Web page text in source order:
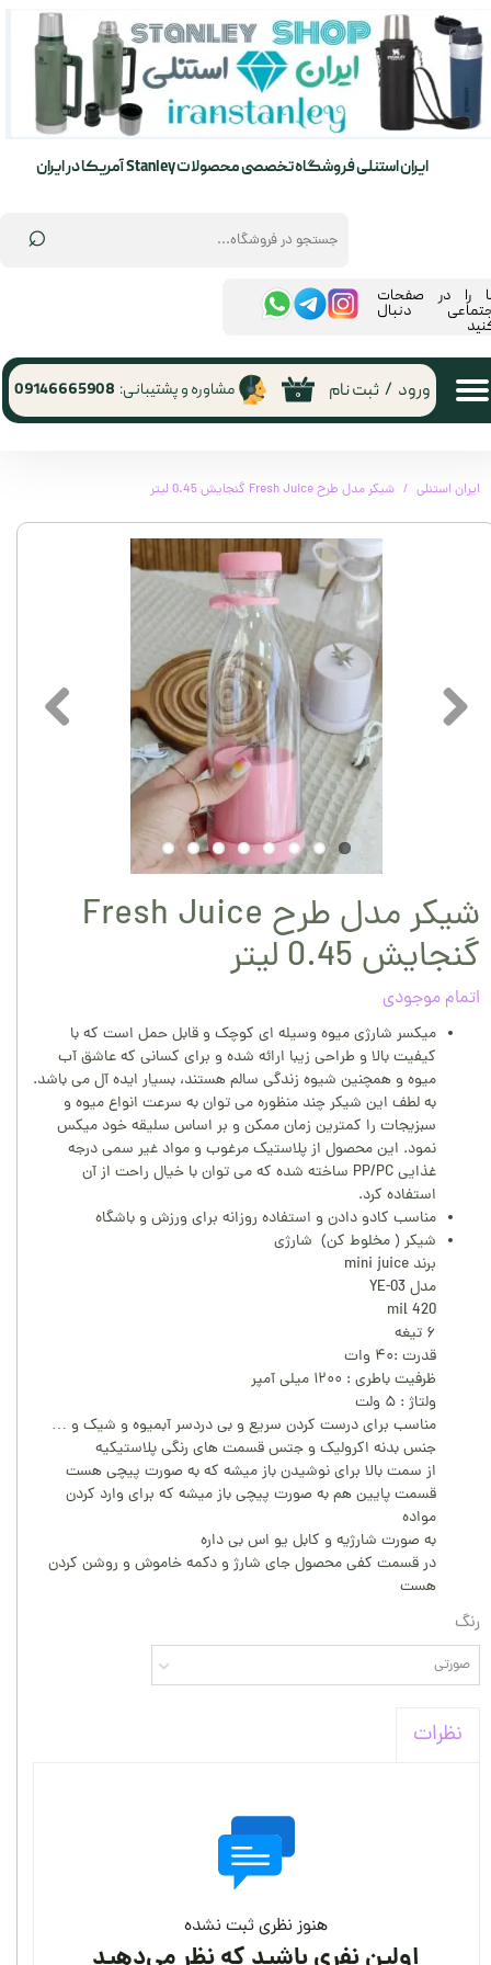
⌕
ایران استنلی فروشگاه تخصصی محصولات Stanley آمریکا در ایران
۰ ورود / ثبت نام
حساب کاربری من
تغییر گذر واژه
مشاوره و پشتیبانی: 09146665908
را در صفحات
دنبال
ایران استنلی شیکر مدل طرح Fresh Juice گنجایش 0.45 لیتر
شیکر مدل طرح Fresh Juice
گنجایش 0.45 لیتر
اتمام موجودی
میکسر شارژی میوه وسیله ای کوچک و قابل حمل است که با
کیفیت بالا و طراحی زیبا ارائه شده و برای کسانی که عاشق آب
میوه و همچنین شیوه زندگی سالم هستند، بسیار ایده آل می باشد.
به لطف این شیکر چند منظوره می توان به سرعت انواع میوه و
سبزیجات را کمترین زمان ممکن و بر اساس سلیقه خود میکس
نمود. این محصول از پلاستیک مرغوب و مواد غیر سمی درجه
غذایی PP/PC ساخته شده که می توان با خیال راحت از آن
استفاده کرد.
مناسب کادو دادن و استفاده روزانه برای ورزش و باشگاه
شیکر ( مخلوط کن) شارژی
برند mini juice
مدل YE-03
420 mil
۶ تیغه
قدرت :۴۰ وات
ظرفیت باطری : ۱۲۰۰ میلی آمپر
ولتاژ : ۵ ولت
مناسب برای درست کردن سریع و بی دردسر آبمیوه و شیک و …
جنس بدنه اکرولیک و جتس قسمت های رنگی پلاستیکیه
از سمت بالا برای نوشیدن باز میشه که به صورت پیچی هست
قسمت پایین هم به صورت پیچی باز میشه که برای وارد کردن
مواده
به صورت شارژیه و کابل یو اس بی داره
در قسمت کفی محصول جای شارژ و دکمه خاموش و روشن کردن
هست
رنگ
صورتی
نظرات
هنوز نظری ثبت نشده